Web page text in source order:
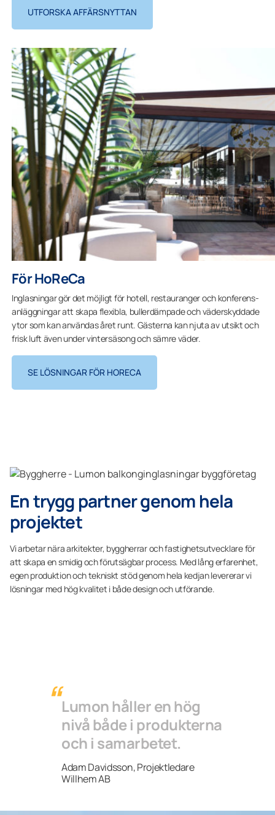
UTFORSKA AFFÄRSNYTTAN
För HoReCa
Inglasningar gör det möjligt för hotell, restauranger och konferens­
anläggningar att skapa flexibla, bullerdämpade och väderskyddade
ytor som kan användas året runt. Gästerna kan njuta av utsikt och
frisk luft även under vintersäsong och sämre väder.
SE LÖSNINGAR FÖR HORECA
En trygg partner genom hela
projektet
Vi arbetar nära arkitekter, byggherrar och fastighetsutvecklare för
att skapa en smidig och förutsägbar process. Med lång erfarenhet,
egen produktion och tekniskt stöd genom hela kedjan levererar vi
lösningar med hög kvalitet i både design och utförande.
Lumon håller en hög
nivå både i produkterna
och i samarbetet.
Adam Davidsson, Projektledare
Willhem AB